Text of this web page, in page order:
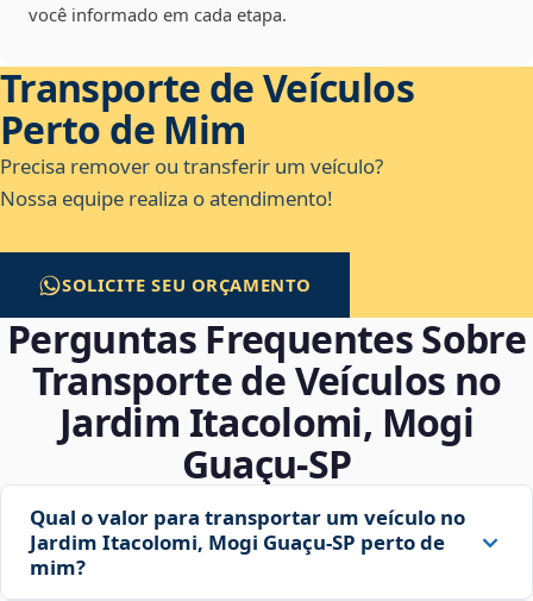
você informado em cada etapa.
Transporte de Veículos
Perto de Mim
Precisa remover ou transferir um veículo?
Nossa equipe realiza o atendimento!
SOLICITE SEU ORÇAMENTO
Perguntas Frequentes Sobre
Transporte de Veículos no
Jardim Itacolomi, Mogi
Guaçu‑SP
Qual o valor para transportar um veículo no
Jardim Itacolomi, Mogi Guaçu‑SP perto de
mim?